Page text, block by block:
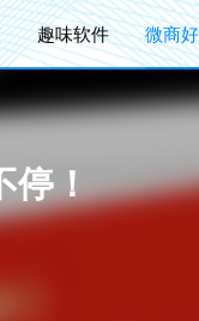
趣味软件 微商
停！